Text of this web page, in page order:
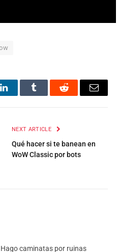
LinkedInTumblr Reddit Email
NEXT ARTICLE
Qué hacer si te banean en
WoW Classic por bots
caminatas por ruinas